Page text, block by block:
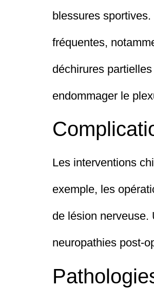
blessures
fréquentes,
déchirures
endommager le
Les interventions
exemple, les
de lésion nerveuse.
neuropathies post-